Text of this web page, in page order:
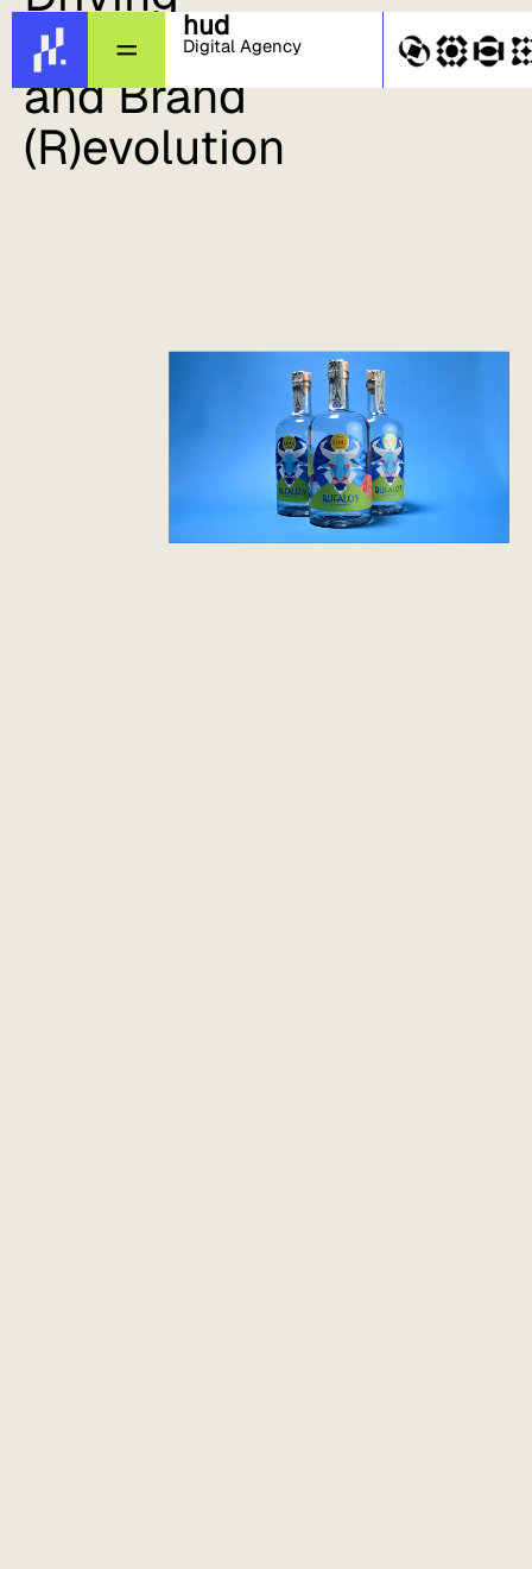
hud
Digital Agency
Company
and Brand
(R)evolution